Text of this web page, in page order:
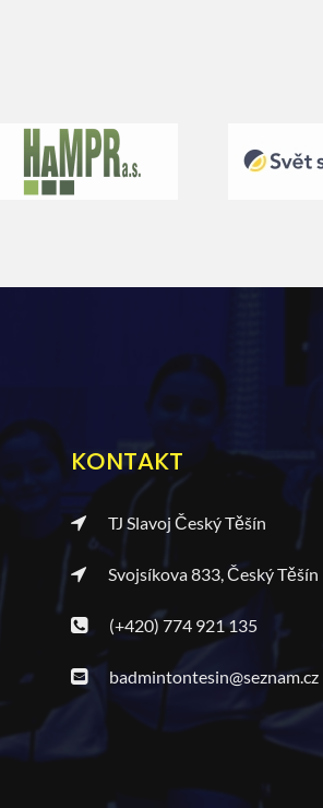
KONTAKT
TJ Slavoj Český Těšín
Svojsíkova 833, Český Těšín
(+420) 774 921 135
badmintontesin@seznam.cz